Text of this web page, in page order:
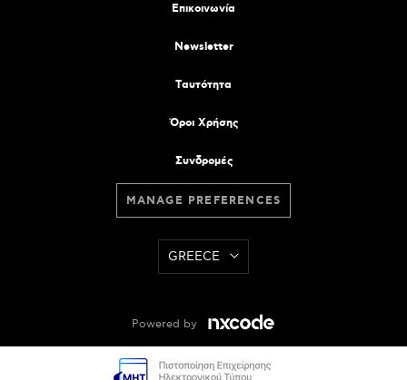
Επικοινωνία
Newsletter
Tαυτότητα
Όροι Χρήσης
Συνδρομές
MANAGE PREFERENCES
GREECE
Powered by